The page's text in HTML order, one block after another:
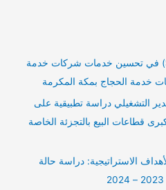
دور التحليل الاستراتيجي (SWOT) في تحسين خدمات شركات خدمة
خدمة الحجاج بمكة المكرمة
التشغيلي دراسة تطبيقية على
قطاعات البيع بالتجزئة الخاصة
الاستراتيجية: دراسة حالة